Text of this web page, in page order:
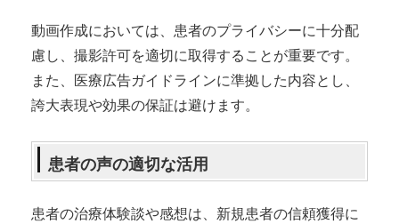
動画作成においては、患者のプライバシーに十分配
慮し、撮影許可を適切に取得することが重要です。
また、医療広告ガイドラインに準拠した内容とし、
誇大表現や効果の保証は避けます。
患者の声の適切な活用
患者の治療体験談や感想は、新規患者の信頼獲得に